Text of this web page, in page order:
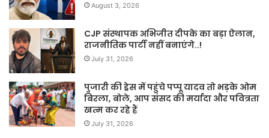
August 3, 2026
CJP संस्थापक अभिजीत दीपके का बड़ा ऐलान,
राजनीतिक पार्टी नहीं बनाएंगे..!
July 31, 2026
पुजारी की ड्रेस में पहुंचे पप्पू यादव तो भड़के ओम
बिरला, बोले, आप संसद की मर्यादा और पवित्रता
खत्म कर रहे हैं
July 31, 2026